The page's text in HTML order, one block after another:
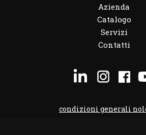
Azienda
Catalogo
Servizi
Contatti
condizioni generali